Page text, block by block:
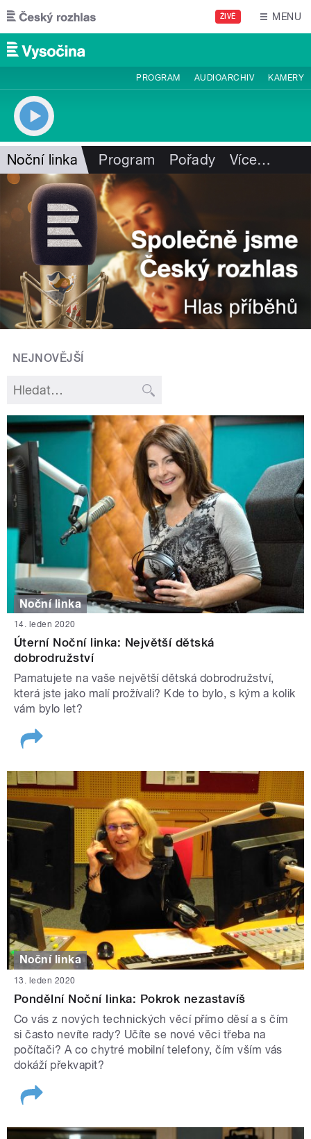
Přejít k hlavnímu obsahu
ŽIVĚ MENU
PROGRAM AUDIOARCHIV KAMERY
Noční linka Program Pořady Více…
NEJNOVĚJŠÍ
Noční linka
14. leden 2020
Úterní Noční linka: Největší dětská
dobrodružství
Pamatujete na vaše největší dětská dobrodružství,
která jste jako malí prožívali? Kde to bylo, s kým a kolik
vám bylo let?
Noční linka
13. leden 2020
Pondělní Noční linka: Pokrok nezastavíš
Co vás z nových technických věcí přímo děsí a s čím
si často nevíte rady? Učíte se nové věci třeba na
počítači? A co chytré mobilní telefony, čím vším vás
dokáží překvapit?